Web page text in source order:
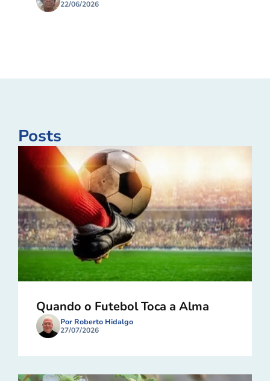
22/06/2026
Posts
Quando o Futebol Toca a Alma
Por Roberto Hidalgo
27/07/2026